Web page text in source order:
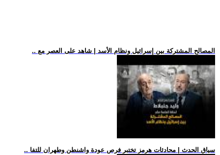
.. المصالح المشتركة بين إسرائيل ونظام الأسد | شاهد على العصر مع
.. سياق الحدث | محادثات هرمز تختبر فرص عودة واشنطن وطهران للتفا